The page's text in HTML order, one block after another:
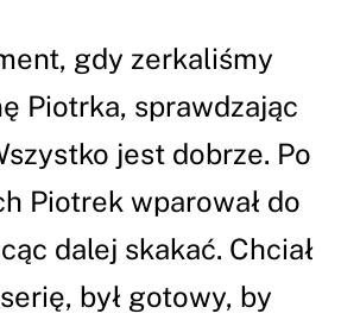
gdy zerkaliśmy
Piotrka, sprawdzając
jest dobrze. Po
Piotrek wparował do
dalej skakać. Chciał
był gotowy, by